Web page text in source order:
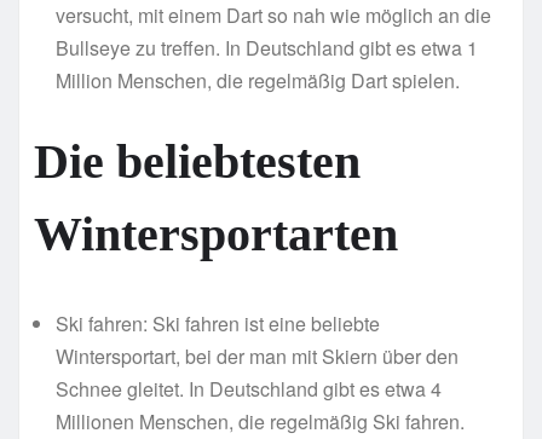
versucht, mit einem Dart so nah wie möglich an die
Bullseye zu treffen. In Deutschland gibt es etwa 1
Million Menschen, die regelmäßig Dart spielen.
Die beliebtesten
Wintersportarten
Ski fahren: Ski fahren ist eine beliebte
Wintersportart, bei der man mit Skiern über den
Schnee gleitet. In Deutschland gibt es etwa 4
Millionen Menschen, die regelmäßig Ski fahren.